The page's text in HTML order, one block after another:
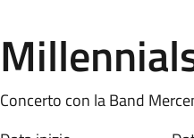
Concerto con la Band